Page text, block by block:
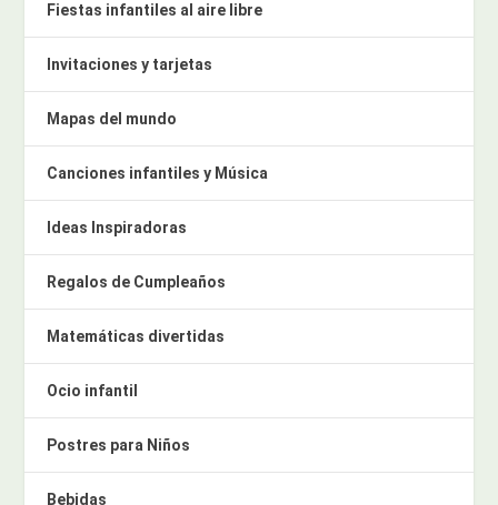
Fiestas infantiles al aire libre
Invitaciones y tarjetas
Mapas del mundo
Canciones infantiles y Música
Ideas Inspiradoras
Regalos de Cumpleaños
Matemáticas divertidas
Ocio infantil
Postres para Niños
Bebidas